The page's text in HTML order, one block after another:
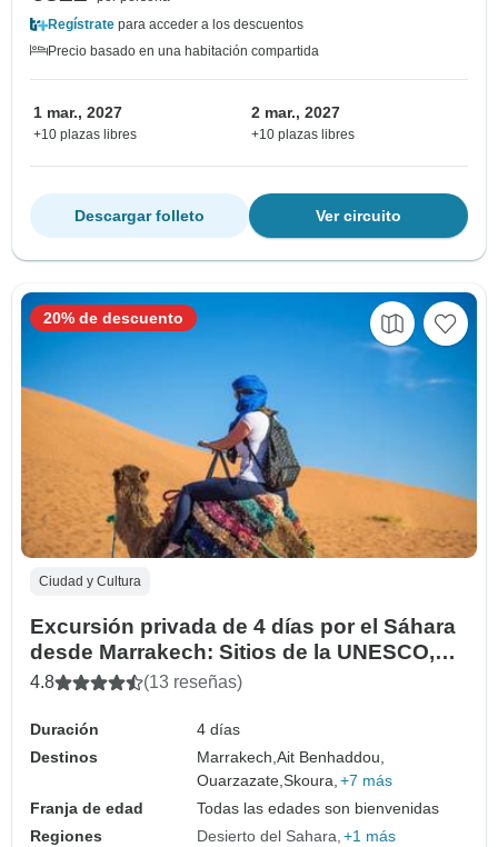
Regístrate para acceder a los descuentos
Precio basado en una habitación compartida
1 mar., 2027
+10 plazas libres
2 mar., 2027
+10 plazas libres
Ver circuito
Descargar folleto
Ciudad y Cultura
Excursión privada de 4 días por el Sáhara
desde Marrakech: Sitios de la UNESCO,
Valle del Dades y Desierto de Merzouga
4.8 (13 reseñas)
Duración
4 días
Destinos
Marrakech,Ait Benhaddou,
Ouarzazate,Skoura, +7 más
Franja de edad
Todas las edades son bienvenidas
Regiones
Desierto del Sahara +1 más
20% de descuento